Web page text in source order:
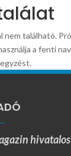
található.
a fenti